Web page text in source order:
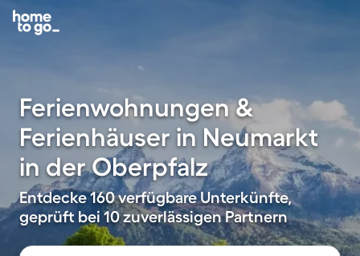
Ferienwohnungen &
Ferienhäuser in Neumarkt
in der Oberpfalz
Entdecke 160 verfügbare Unterkünfte,
geprüft bei 10 zuverlässigen Partnern